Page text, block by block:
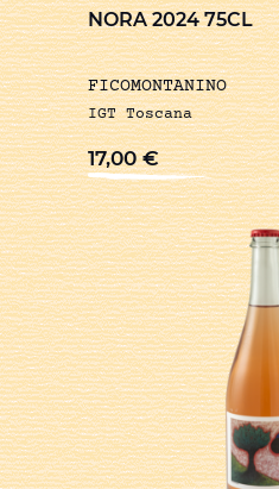
NORA 2024 75CL
FICOMONTANINO
IGT Toscana
17,00€